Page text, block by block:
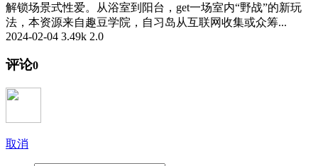
解锁场景式性爱。从浴室到阳台，get一场室内“野战”的新玩
法，本资源来自趣豆学院，自习岛从互联网收集或众筹...
2024-02-04 3.49k 2.0
评论0
取消